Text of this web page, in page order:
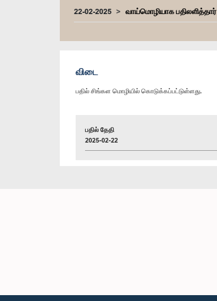
22-02-2025 வாய்மொழியாக பதிலளித்தார்
விடை
பதில் சிங்கள மொழியில் கொடுக்கப்பட்டுள்ளது.
பதில் தேதி
2025-02-22